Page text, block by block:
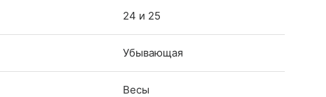
24 и 25
Убывающая
Весы